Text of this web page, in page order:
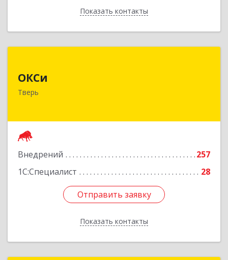
Показать контакты
Назад
ОКСи
Тверь
Внедрений
257
1С:Специалист
28
Отправить заявку
Показать контакты
Подробнее
Отправить заявку
Назад